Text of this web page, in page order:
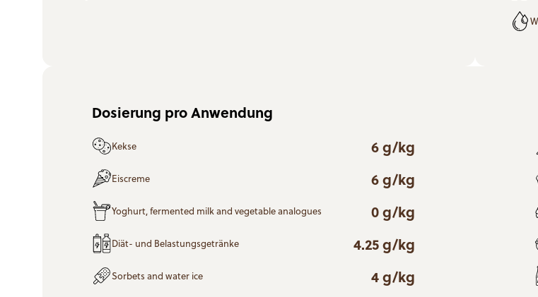
Dosierung pro Anwendung
Kekse 6 g/kg
Eiscreme 6 g/kg
Yoghurt, fermented milk and vegetable analogues 0 g/kg
Diät- und Belastungsgetränke 4.25 g/kg
Sorbets and water ice 4 g/kg